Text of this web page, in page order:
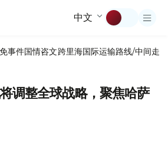
中文
事件国情咨文跨里海国际运输路线/中间走廊
调整全球战略，聚焦哈萨